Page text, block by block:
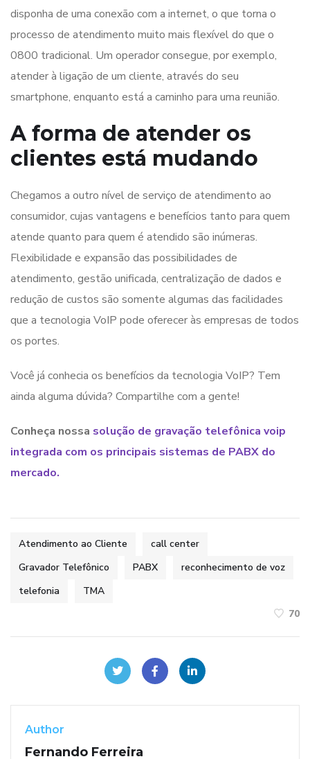
disponha de uma conexão com a internet, o que torna o
processo de atendimento muito mais flexível do que o
0800 tradicional. Um operador consegue, por exemplo,
atender à ligação de um cliente, através do seu
smartphone, enquanto está a caminho para uma reunião.
A forma de atender os
clientes está mudando
Chegamos a outro nível de serviço de atendimento ao
consumidor, cujas vantagens e benefícios tanto para quem
atende quanto para quem é atendido são inúmeras.
Flexibilidade e expansão das possibilidades de
atendimento, gestão unificada, centralização de dados e
redução de custos são somente algumas das facilidades
que a tecnologia VoIP pode oferecer às empresas de todos
os portes.
Você já conhecia os benefícios da tecnologia VoIP? Tem
ainda alguma dúvida? Compartilhe com a gente!
Conheça nossa solução de gravação telefônica voip
integrada com os principais sistemas de PABX do
mercado.
Atendimento ao Cliente
call center
Gravador Telefônico
PABX
reconhecimento de voz
telefonia
TMA
70
Author
Fernando Ferreira